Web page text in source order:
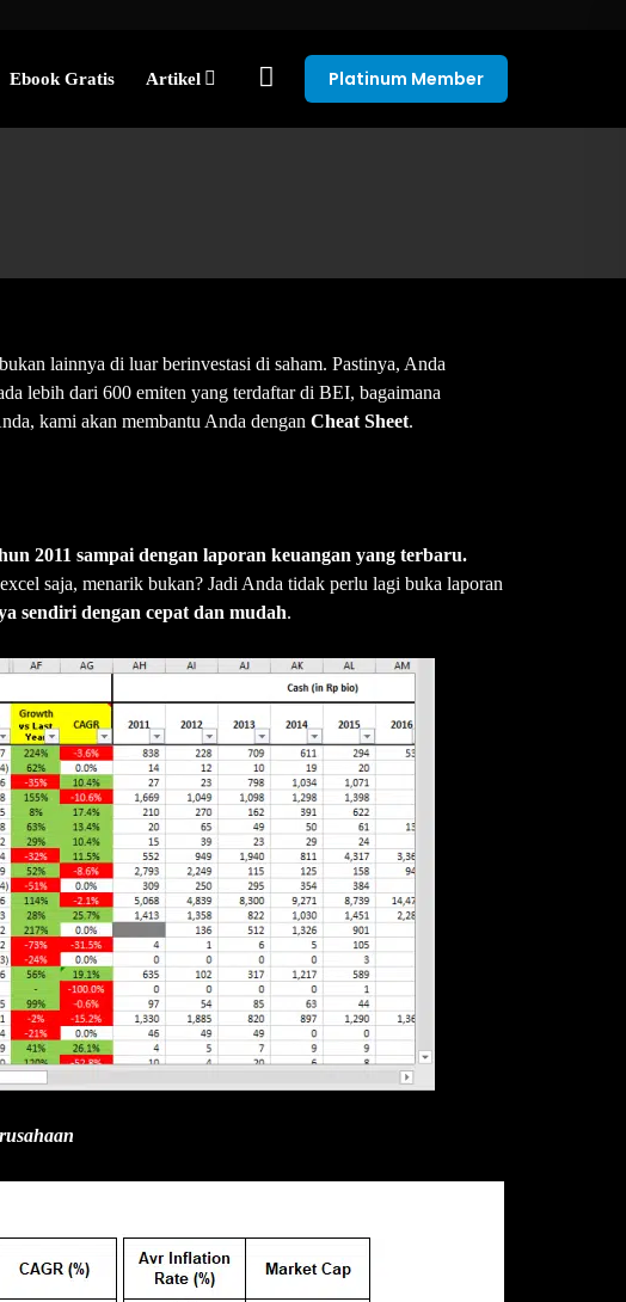
Ebook Gratis Artikel Platinum Member
lainnya di luar berinvestasi di saham. Pastinya, Anda
lebih dari 600 emiten yang terdaftar di BEI, bagaimana
kami akan membantu Anda dengan Cheat Sheet.
2011 sampai dengan laporan keuangan yang terbaru.
saja, menarik bukan? Jadi Anda tidak perlu lagi buka laporan
sendiri dengan cepat dan mudah.